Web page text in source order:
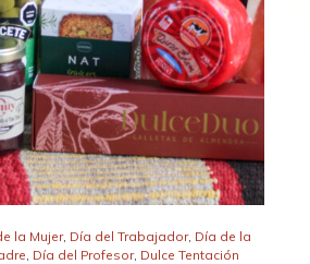
la Mujer, Día del Trabajador, Día de la
Día del Profesor, Dulce Tentación